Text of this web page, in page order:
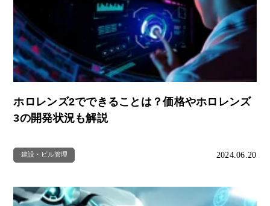
ホロレンズ2でできることは？価格やホロレンズ
3の開発状況も解説
建設・ビル管理 2024.06.20